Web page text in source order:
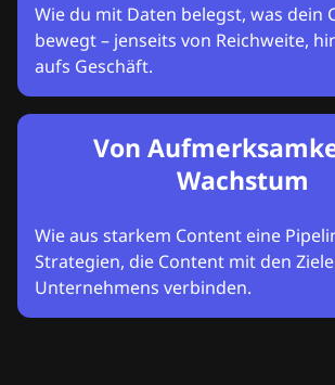
Wie du mit Daten belegst, was dein
bewegt – jenseits von Reichweite,
aufs Geschäft.
Von
Wachstum
Wie aus starkem Content eine
Strategien, die Content mit den
Unternehmens verbinden.